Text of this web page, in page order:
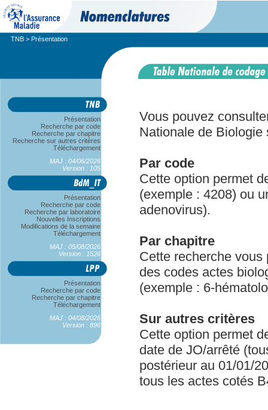
TNB > Présentation
Présentation
Recherche par code
Recherche par chapitre
Recherche sur autres critères
Téléchargement
MAJ : 04/06/2026
Version : 105
Présentation
Recherche par code
Recherche par laboratoire
Nouvelles Inscriptions
Modifications de la semaine
Téléchargement
MAJ : 05/08/2026
Version : 1526
Présentation
Recherche par code
Recherche par chapitre
Téléchargement
MAJ : 04/08/2026
Version : 896
Vous pouvez
Nationale de
Par code
Cette option permet
(exemple : 4208) ou
adenovirus).
Par chapitre
Cette recherche
des codes actes
(exemple : 6-
Sur autres critères
Cette option permet
date de JO/arrêté
postérieur au 01/01/
tous les actes cotés